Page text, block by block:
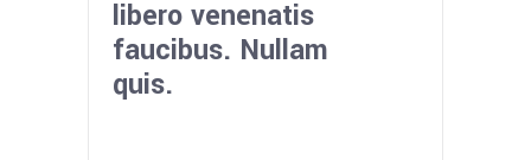
libero venenatis
faucibus. Nullam
quis.